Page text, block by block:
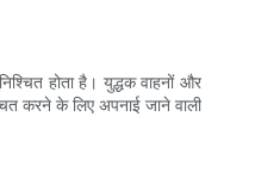
होता है। युद्धक वाहनों और
करने के लिए अपनाई जाने वाली